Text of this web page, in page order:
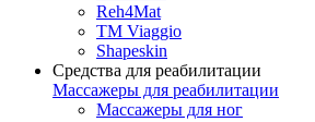
Reh4Mat
TM Viaggio
Shapeskin
Средства для реабилитации
Массажеры для реабилитации
Массажеры для ног